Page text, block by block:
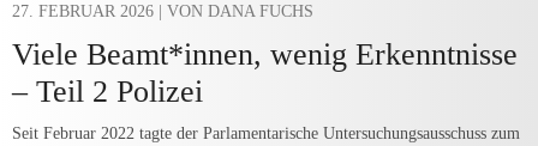
27. FEBRUAR 2026 | VON DANA FUCHS
Viele Beamt*innen, wenig Erkenntnisse
– Teil 2 Polizei
Seit Februar 2022 tagte der Parlamentarische Untersuchungsausschuss zum